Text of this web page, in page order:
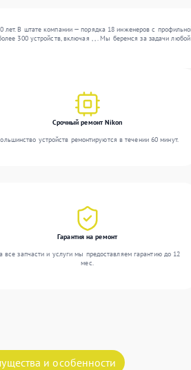
В штате компании — порядка 18 инженеров с
300 устройств, включая , , . Мы беремся за задачи
Срочный ремонт Nikon
устройств ремонтируются в течении 60 минут.
Гарантия на ремонт
все запчасти и услуги мы предоставляем гарантию до 12
мес.
и особенности